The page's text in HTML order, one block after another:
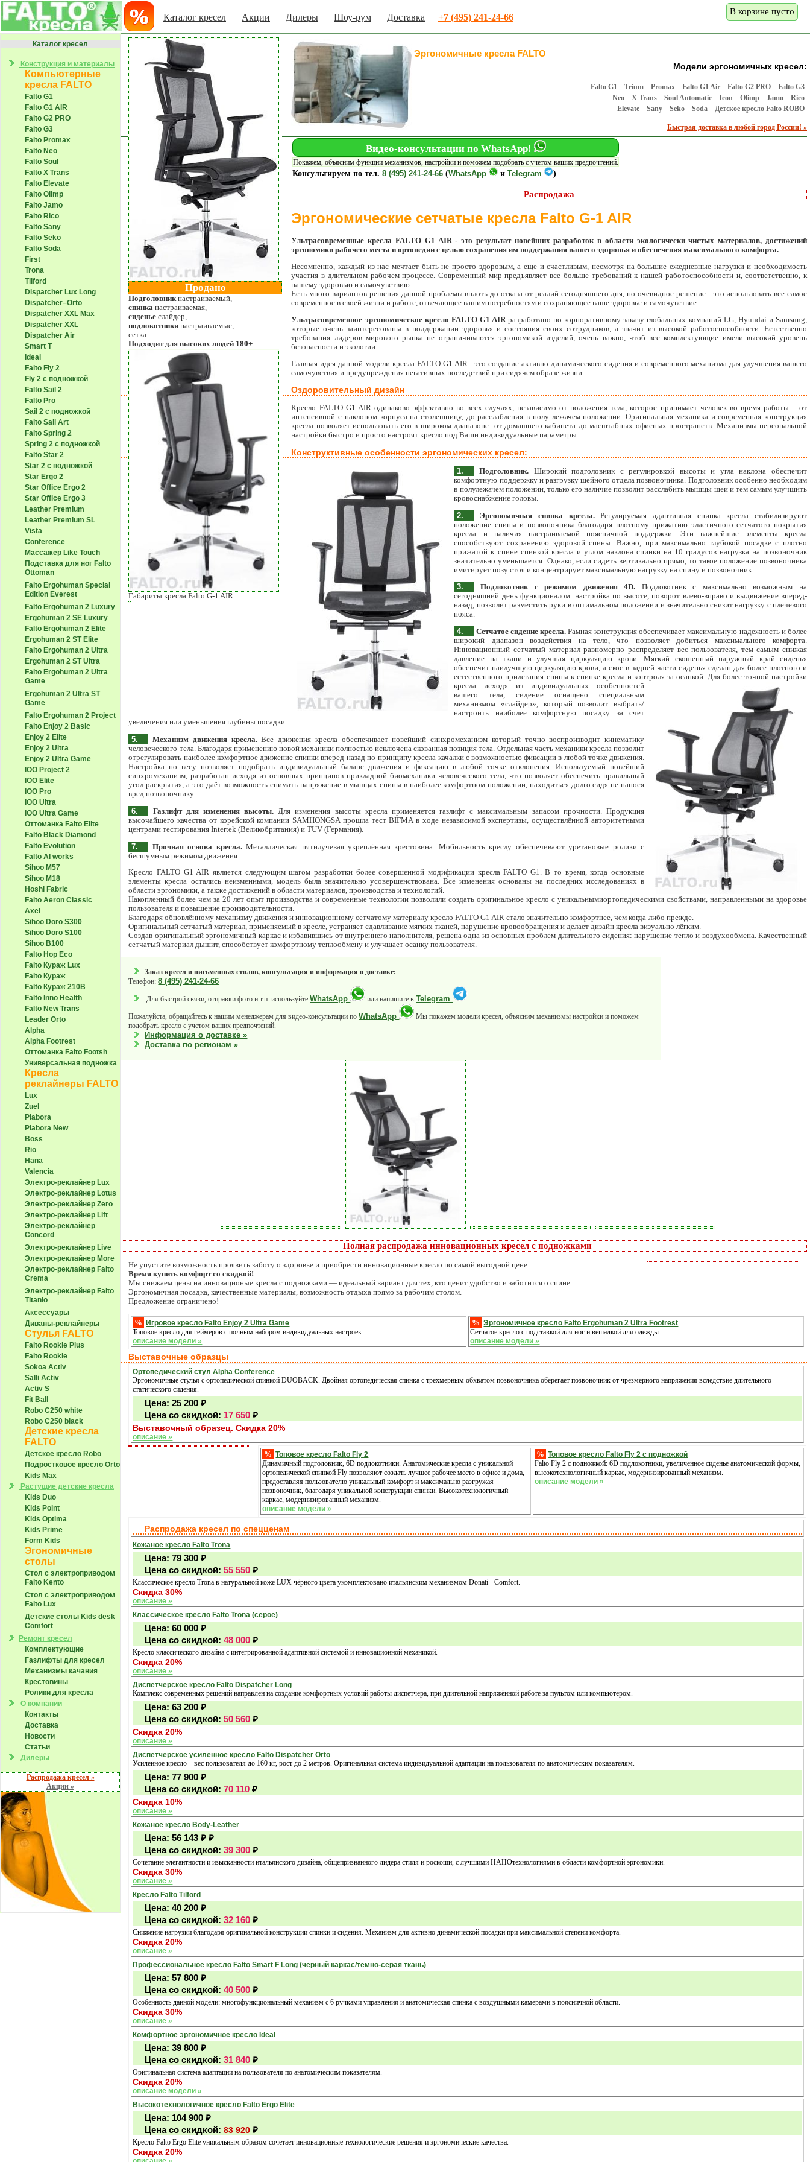
Каталог кресел Акции Дилеры Шоу-рум Доставка +7 (495) 241-24-66
В корзине пусто
Каталог кресел
Конструкция и материалы
Компьютерные
кресла FALTO
Falto G1
Falto G1 AIR
Falto G2 PRO
Falto G3
Falto Promax
Falto Neo
Falto Soul
Falto X Trans
Falto Elevate
Falto Olimp
Falto Jamo
Falto Rico
Falto Sany
Falto Seko
Falto Soda
First
Trona
Tilford
Dispatcher Lux Long
Dispatcher–Orto
Dispatcher XXL Max
Dispatcher XXL
Dispatcher Air
Smart T
Ideal
Falto Fly 2
Fly 2 с подножкой
Falto Sail 2
Falto Pro
Sail 2 с подножкой
Falto Sail Art
Falto Spring 2
Spring 2 с подножкой
Falto Star 2
Star 2 с подножкой
Star Ergo 2
Star Office Ergo 2
Star Office Ergo 3
Leather Premium
Leather Premium SL
Vista
Conference
Массажер Like Touch
Подставка для ног Falto
Ottoman
Falto Ergohuman Special
Edition Everest
Falto Ergohuman 2 Luxury
Ergohuman 2 SE Luxury
Falto Ergohuman 2 Elite
Ergohuman 2 ST Elite
Falto Ergohuman 2 Ultra
Ergohuman 2 ST Ultra
Falto Ergohuman 2 Ultra
Game
Ergohuman 2 Ultra ST
Game
Falto Ergohuman 2 Project
Falto Enjoy 2 Basic
Enjoy 2 Elite
Enjoy 2 Ultra
Enjoy 2 Ultra Game
IOO Project 2
IOO Elite
IOO Pro
IOO Ultra
IOO Ultra Game
Оттоманка Falto Elite
Falto Black Diamond
Falto Evolution
Falto AI works
Sihoo M57
Sihoo M18
Hoshi Fabric
Falto Aeron Classic
Axel
Sihoo Doro S300
Sihoo Doro S100
Sihoo B100
Falto Hop Eco
Falto Кураж Lux
Falto Кураж
Falto Кураж 210B
Falto Inno Health
Falto New Trans
Leader Orto
Alpha
Alpha Footrest
Оттоманка Falto Footsh
Универсальная подножка
Кресла
реклайнеры FALTO
Lux
Zuel
Piabora
Piabora New
Boss
Rio
Hana
Valencia
Электро-реклайнер Lux
Электро-реклайнер Lotus
Электро-реклайнер Zero
Электро-реклайнер Lift
Электро-реклайнер
Сoncord
Электро-реклайнер Live
Электро-реклайнер More
Электро-реклайнер Falto
Crema
Электро-реклайнер Falto
Titanio
Аксессуары
Диваны-реклайнеры
Стулья FALTO
Falto Rookie Plus
Falto Rookie
Sokoa Activ
Salli Activ
Activ S
Fit Ball
Robo С250 white
Robo С250 black
Детские кресла
FALTO
Детское кресло Robo
Подростковое кресло Orto
Kids Max
Растущие детские кресла
Kids Duo
Kids Point
Kids Optima
Kids Prime
Form Kids
Эгономичные
столы
Стол с электроприводом
Falto Kento
Стол с электроприводом
Falto Lux
Детские столы Kids desk
Comfort
Ремонт кресел
Комплектующие
Газлифты для кресел
Механизмы качания
Крестовины
Ролики для кресла
О компании
Контакты
Доставка
Новости
Статьи
Дилеры
Распродажа кресел »
Акции »
Продано
Подголовник настраиваемый,
спинка настраиваемая,
сиденье слайдер,
подлокотники настраиваемые,
сетка.
Подходит для высоких людей 180+
Габариты кресла Falto G-1 AIR
Эргономичные кресла FALTO
Модели эргономичных кресел:
Falto G1 Trium Promax Falto G1 Air Falto G2 PRO
Falto G3
Neo
X Trans Soul Automatic Icon Olimp Jamo
Rico
Elevate
Sany Seko Soda Детское кресло Falto ROBO
Быстрая доставка в любой город России! »
Видео-консультации по WhatsApp!
Покажем, объясним функции механизмов, настройки и поможем подобрать с учетом ваших предпочтений.
Консультируем по тел.8 (495) 241-24-66 (WhatsApp иTelegram )
Распродажа
Эргономические сетчатые кресла Falto G-1 AIR
Ультрасовременные кресла FALTO G1 AIR - это результат новейших разработок в области экологически чистых материалов, достижений
эргономики рабочего места и ортопедии с целью сохранения им поддержания вашего здоровья и обеспечения максимального комфорта.
Несомненно, каждый из нас мечтает быть не просто здоровым, а еще и счастливым, несмотря на большие ежедневные нагрузки и необходимость
участия в длительном рабочем процессе. Современный мир предъявляет все больше требований к нашей работоспособности и, соответственно, к
нашему здоровью и самочувствию.
Есть много вариантов решения данной проблемы вплоть до отказа от реалий сегодняшнего дня, но очевидное решение - это использовать все самое
современное в своей жизни и работе, отвечающее вашим потребностям и сохраняющее ваше здоровье и самочувствие.
Ультрасовременное эргономическое кресло FALTO G1 AIR разработано по корпоративному заказу глобальных компаний LG, Hyundai и Samsung,
которые очень заинтересованы в поддержании здоровья и состояния своих сотрудников, а значит из высокой работоспособности. Естественно
требования лидеров мирового рынка не ограничиваются эргономикой изделий, очень важно, чтоб все комплектующие имели высокий уровень
безопасности и экологии.
Главная идея данной модели кресла FALTO G1 AIR - это создание активно динамического сидения и современного механизма для улучшения вашего
самочувствия и предупреждения негативных последствий при сидячем образе жизни.
Оздоровительный дизайн
Кресло FALTO G1 AIR одинаково эффективно во всех случаях, независимо от положения тела, которое принимает человек во время работы – от
интенсивной с наклоном корпуса на столешницу, до расслабления в полу лежачем положении. Оригинальная механика и современная конструкция
кресла позволяет использовать его в широком диапазоне: от домашнего кабинета до масштабных офисных пространств. Механизмы персональной
настройки быстро и просто настроят кресло под Ваши индивидуальные параметры.
Конструктивные особенности эргономических кресел:
1. Подголовник. Широкий подголовник с регулировкой высоты и угла наклона обеспечит
комфортную поддержку и разгрузку шейного отдела позвоночника. Подголовник особенно необходим
в полулежачем положении, только его наличие позволит расслабить мышцы шеи и тем самым улучшить
кровоснабжение головы.
2. Эргономичная спинка кресла.Регулируемая адаптивная спинка кресла стабилизируют
положение спины и позвоночника благодаря плотному прижатию эластичного сетчатого покрытия
кресла и наличия настраиваемой поясничной поддержки. Эти важнейшие элементы кресла
способствуют сохранению здоровой спины. Важно, при максимально глубокой посадке с плотно
прижатой к спине спинкой кресла и углом наклона спинки на 10 градусов нагрузка на позвоночник
значительно уменьшается. Однако, если сидеть вертикально прямо, то такое положение позвоночника
имитирует позу стоя и концентрирует максимальную нагрузку на спину и позвоночник.
3. Подлокотник с режимом движения 4D. Подлокотник с максимально возможным на
сегодняшний день функционалом: настройка по высоте, поворот влево-вправо и выдвижение вперед-
назад, позволит разместить руки в оптимальном положении и значительно снизит нагрузку с плечевого
пояса.
4. Сетчатое сидение кресла. Рамная конструкция обеспечивает максимальную надежность и более
широкий диапазон воздействия на тело, что позволяет добиться максимального комфорта.
Инновационный сетчатый материал равномерно распределяет вес пользователя, тем самым снижая
давление на ткани и улучшая циркуляцию крови. Мягкий скошенный наружный край сиденья
обеспечит наилучшую циркуляцию крови, а скос в задней части сиденья сделан для более плотного и
естественного прилегания спины к спинке кресла и контроля за осанкой. Для более точной настройки
кресла исходя из индивидуальных особенностей
вашего тела, сидение оснащено специальным
механизмом «слайдер», который позволит выбрать/
настроить наиболее комфортную посадку за счет
увеличения или уменьшения глубины посадки.
5. Механизм движения кресла.Все движения кресла обеспечивает новейший синхромеханизм который точно воспроизводит кинематику
человеческого тела. Благодаря применению новой механики полностью исключена скованная позиция тела. Отдельная часть механики кресла позволит
отрегулировать наиболее комфортное движение спинки вперед-назад по принципу кресла-качалки с возможностью фиксации в любой точке движения.
Настройка по весу позволяет подобрать индивидуальный баланс движения и фиксацию в любой точке отклонения. Используемый новейший
синхромеханизм, разработан исходя из основных принципов прикладной биомеханики человеческого тела, что позволяет обеспечить правильный
угол раскрытия, а это даёт возможность снимать напряжение в мышцах спины в наиболее комфортном положении, находиться долго сидя не нанося
вред позвоночнику.
6. Газлифт для изменения высоты. Для изменения высоты кресла применяется газлифт с максимальным запасом прочности. Продукция
высочайшего качества от корейской компании SAMHONGSA прошла тест BIFMA в ходе независимой экспертизы, осуществлённой авторитетными
центрами тестирования Intertek (Великобритания) и TUV (Германия).
7. Прочная основа кресла.Металлическая пятилучевая укреплённая крестовина. Мобильность креслу обеспечивают уретановые ролики с
бесшумным режимом движения.
Кресло FALTO G1 AIR является следующим шагом разработки более совершенной модификации кресла FALTO G1. В то время, когда основные
элементы кресла остались неизменными, модель была значительно усовершенствована. Все изменения основаны на последних исследованиях в
области эргономики, а также достижений в области материалов, производства и технологий.
Накопленный более чем за 20 лет опыт производства и современные технологии позволили создать оригинальное кресло с уникальнымиортопедическими свойствами, направленными на здоровье
пользователя и повышение производительности.
Благодаря обновлённому механизму движения и инновационному сетчатому материалу кресло FALTO G1 AIR стало значительно комфортнее, чем когда-либо прежде.
Оригинальный сетчатый материал, применяемый в кресле, устраняет сдавливание мягких тканей, нарушение кровообращения и делает дизайн кресла визуально лёгким.
Создав оригинальный эргономичный каркас и избавившись от внутреннего наполнителя, решена одна из основных проблем длительного сидения: нарушение тепло и воздухообмена. Качественный
сетчатый материал дышит, способствует комфортному теплообмену и улучшает осанку пользователя.
Заказ кресел и письменных столов, консультация и информация о доставке:
Телефон:8 (495) 241-24-66
Для быстрой связи, отправки фото и т.п. используйтеWhatsApp или напишите вTelegram
Пожалуйста, обращайтесь к нашим менеджерам для видео-консультации поWhatsApp
Мы покажем модели кресел, объясним механизмы настройки и поможем
подобрать кресло с учетом ваших предпочтений.
Информация о доставке »
Доставка по регионам »
Полная распродажа инновационных кресел с подножками
Не упустите возможность проявить заботу о здоровье и приобрести инновационные кресло по самой выгодной цене.
Время купить комфорт со скидкой!
Мы снижаем цены на инновационые кресла с подножками — идеальный вариант для тех, кто ценит удобство и заботится о спине.
Эргономичная посадка, качественные материалы, возможность отдыха прямо за рабочим столом.
Предложение ограничено!
%
Игровое кресло Falto Enjoy 2 Ultra Game
Топовое кресло для геймеров с полным набором индивидуальных настроек.
описание модели »
% Эргономичное кресло Falto Ergohuman 2 Ultra Footrest
Сетчатое кресло с подставкой для ног и вешалкой для одежды.
описание модели »
Выставочные образцы
Ортопедический стул Alpha Conference
Эргономичные стулья с ортопедической спинкой DUOBACK. Двойная ортопедическая спинка с трехмерным обхватом позвоночника оберегает позвоночник от чрезмерного напряжения вследствие длительного
статического сидения.
Цена:25 200 ₽
Цена со скидкой: 17 650 ₽
Выставочный образец. Скидка 20%
описание »
% Топовое кресло Falto Fly 2
Динамичный подголовник, 6D подлокотники. Анатомические кресла с уникальной
ортопедической спинкой Fly позволяют создать лучшее рабочее место в офисе и дома,
предоставляя пользователю уникальный комфорт и максимально разгружая
позвоночник, благодаря уникальной конструкции спинки. Высокотехнологичный
каркас, модернизированный механизм.
описание модели »
% Топовое кресло Falto Fly 2 с подножкой
Falto Fly 2 с подножкой: 6D подлокотники, увеличенное сиденье анатомической формы,
высокотехнологичный каркас, модернизированный механизм.
описание модели »
Распродажа кресел по спецценам
Кожаное кресло Falto Trona
Цена:79 300 ₽
Цена со скидкой:55 550 ₽
Классическое кресло Trona в натуральной коже LUX чёрного цвета укомплектовано итальянским механизмом Donati - Comfort.
Скидка 30%
описание »
Классическое кресло Falto Trona (серое)
Цена:60 000 ₽
Цена со скидкой:48 000 ₽
Кресло классического дизайна с интегрированной адаптивной системой и инновационной механикой.
Скидка 20%
описание »
Диспетчерское кресло Falto Dispatcher Long
Комплекс современных решений направлен на создание комфортных условий работы диспетчера, при длительной напряжённой работе за пультом или компьютером.
Цена:63 200 ₽
Цена со скидкой:50 560 ₽
Скидка 20%
описание »
Диспетчерское усиленное кресло Falto Dispatcher Orto
Усиленное кресло – вес пользователя до 160 кг, рост до 2 метров. Оригинальная система индивидуальной адаптации на пользователя по анатомическим показателям.
Цена:77 900 ₽
Цена со скидкой:70 110 ₽
Скидка 10%
описание »
Кожаное кресло Body-Leather
Цена:56 143 ₽ ₽
Цена со скидкой:39 300 ₽
Сочетание элегантности и изысканности итальянского дизайна, общепризнанного лидера стиля и роскоши, с лучшими НАНОтехнологиями в области комфортной эргономики.
Скидка 30%
описание »
Кресло Falto Tilford
Цена:40 200 ₽
Цена со скидкой:32 160 ₽
Снижение нагрузки благодаря оригинальной конструкции спинки и сидения. Механизм для активно динамической посадки при максимальной степени комфорта.
Скидка 20%
описание »
Профессиональное кресло Falto Smart F Long (черный каркас/темно-серая ткань)
Цена:57 800 ₽
Цена со скидкой:40 500 ₽
Особенность данной модели: многофункциональный механизм с 6 ручками управления и анатомическая спинка с воздушными камерами в поясничной области.
Скидка 30%
описание »
Комфортное эргономичное кресло Ideal
Цена:39 800 ₽
Цена со скидкой:31 840 ₽
Оригинальная система адаптации на пользователя по анатомическим показателям.
Скидка 20%
описание модели »
Высокотехнологичное кресло Falto Ergo Elite
Цена: 104 900 ₽
Цена со скидкой:83 920 ₽
Кресло Falto Ergo Elite уникальным образом сочетает инновационные технологические решения и эргономические качества.
Скидка 20%